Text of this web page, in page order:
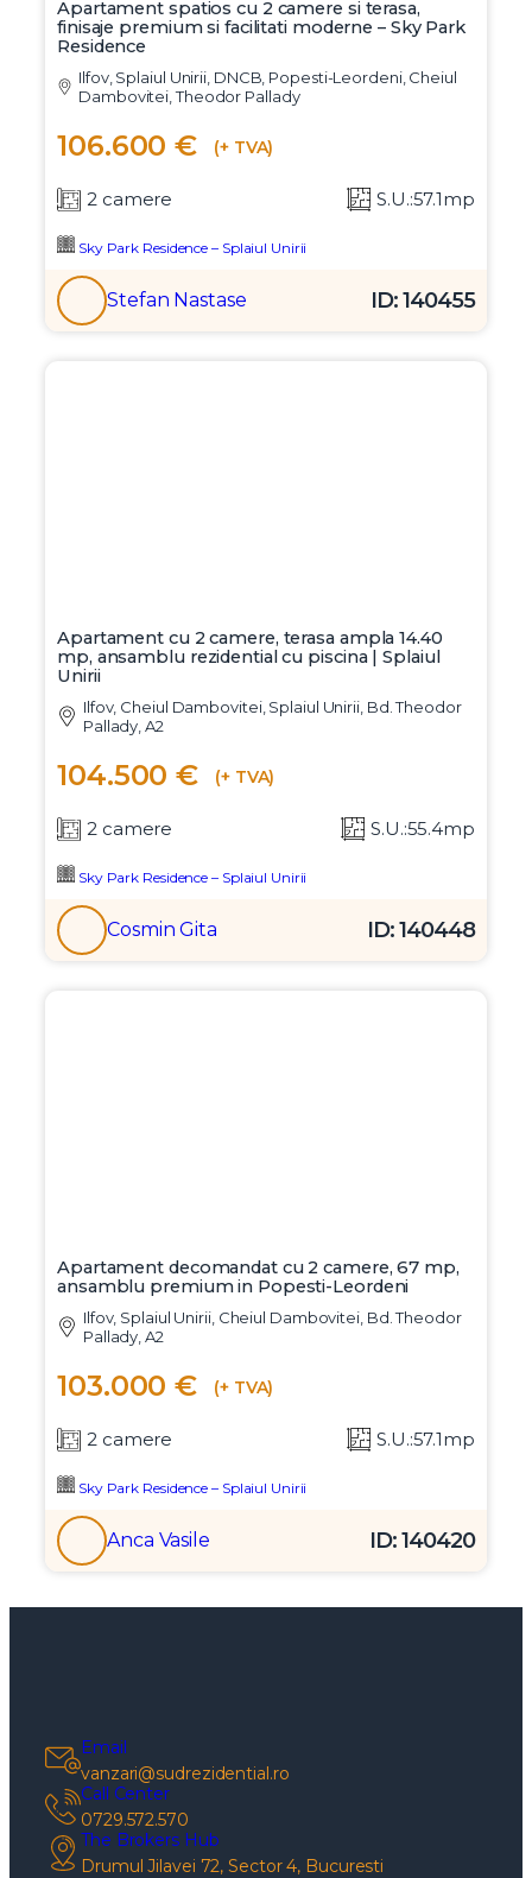
Apartament spatios cu 2 camere si terasa,
finisaje premium si facilitati moderne – Sky Park
Residence
Ilfov, Splaiul Unirii, DNCB, Popesti-Leordeni, Cheiul
Dambovitei, Theodor Pallady
106.600 € (+ TVA)
2 camere S.U.:57.1mp
Sky Park Residence – Splaiul Unirii
Stefan Nastase ID: 140455
Apartament cu 2 camere, terasa ampla 14.40
mp, ansamblu rezidential cu piscina | Splaiul
Unirii
Ilfov, Cheiul Dambovitei, Splaiul Unirii, Bd. Theodor
Pallady, A2
104.500 € (+ TVA)
2 camere S.U.:55.4mp
Sky Park Residence – Splaiul Unirii
Cosmin Gita ID: 140448
Apartament decomandat cu 2 camere, 67 mp,
ansamblu premium in Popesti-Leordeni
Ilfov, Splaiul Unirii, Cheiul Dambovitei, Bd. Theodor
Pallady, A2
103.000 € (+ TVA)
2 camere S.U.:57.1mp
Sky Park Residence – Splaiul Unirii
Anca Vasile ID: 140420
Email
vanzari@sudrezidential.ro
Call Center
0729.572.570
The Brokers Hub
Drumul Jilavei 72, Sector 4, Bucuresti